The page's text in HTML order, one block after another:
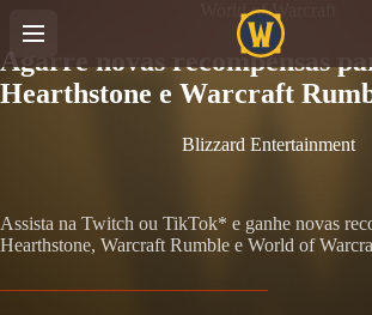
World of Warcraft
Agarre novas recompensas
Hearthstone e Warcraft
Blizzard Entertainment
Assista na Twitch ou TikTok* e ganhe novas
Hearthstone, Warcraft Rumble e World of